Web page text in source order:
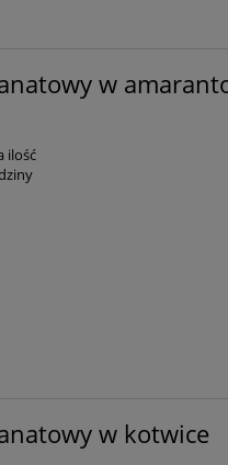
w
ilość
w kotwice